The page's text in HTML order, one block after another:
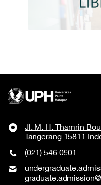
Jl. M. H. Thamrin
Tangerang 15811
(021) 546 0901